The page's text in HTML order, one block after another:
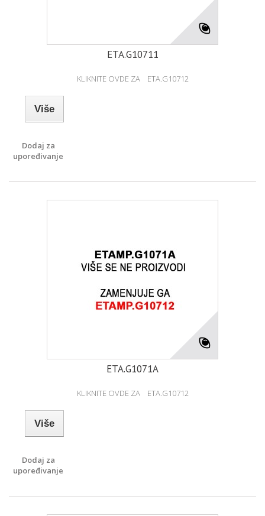
ETA.G10711
KLIKNITE OVDE ZA ETA.G10712
Više
Dodaj za
upoređivanje
ETA.G1071A
KLIKNITE OVDE ZA ETA.G10712
Više
Dodaj za
upoređivanje